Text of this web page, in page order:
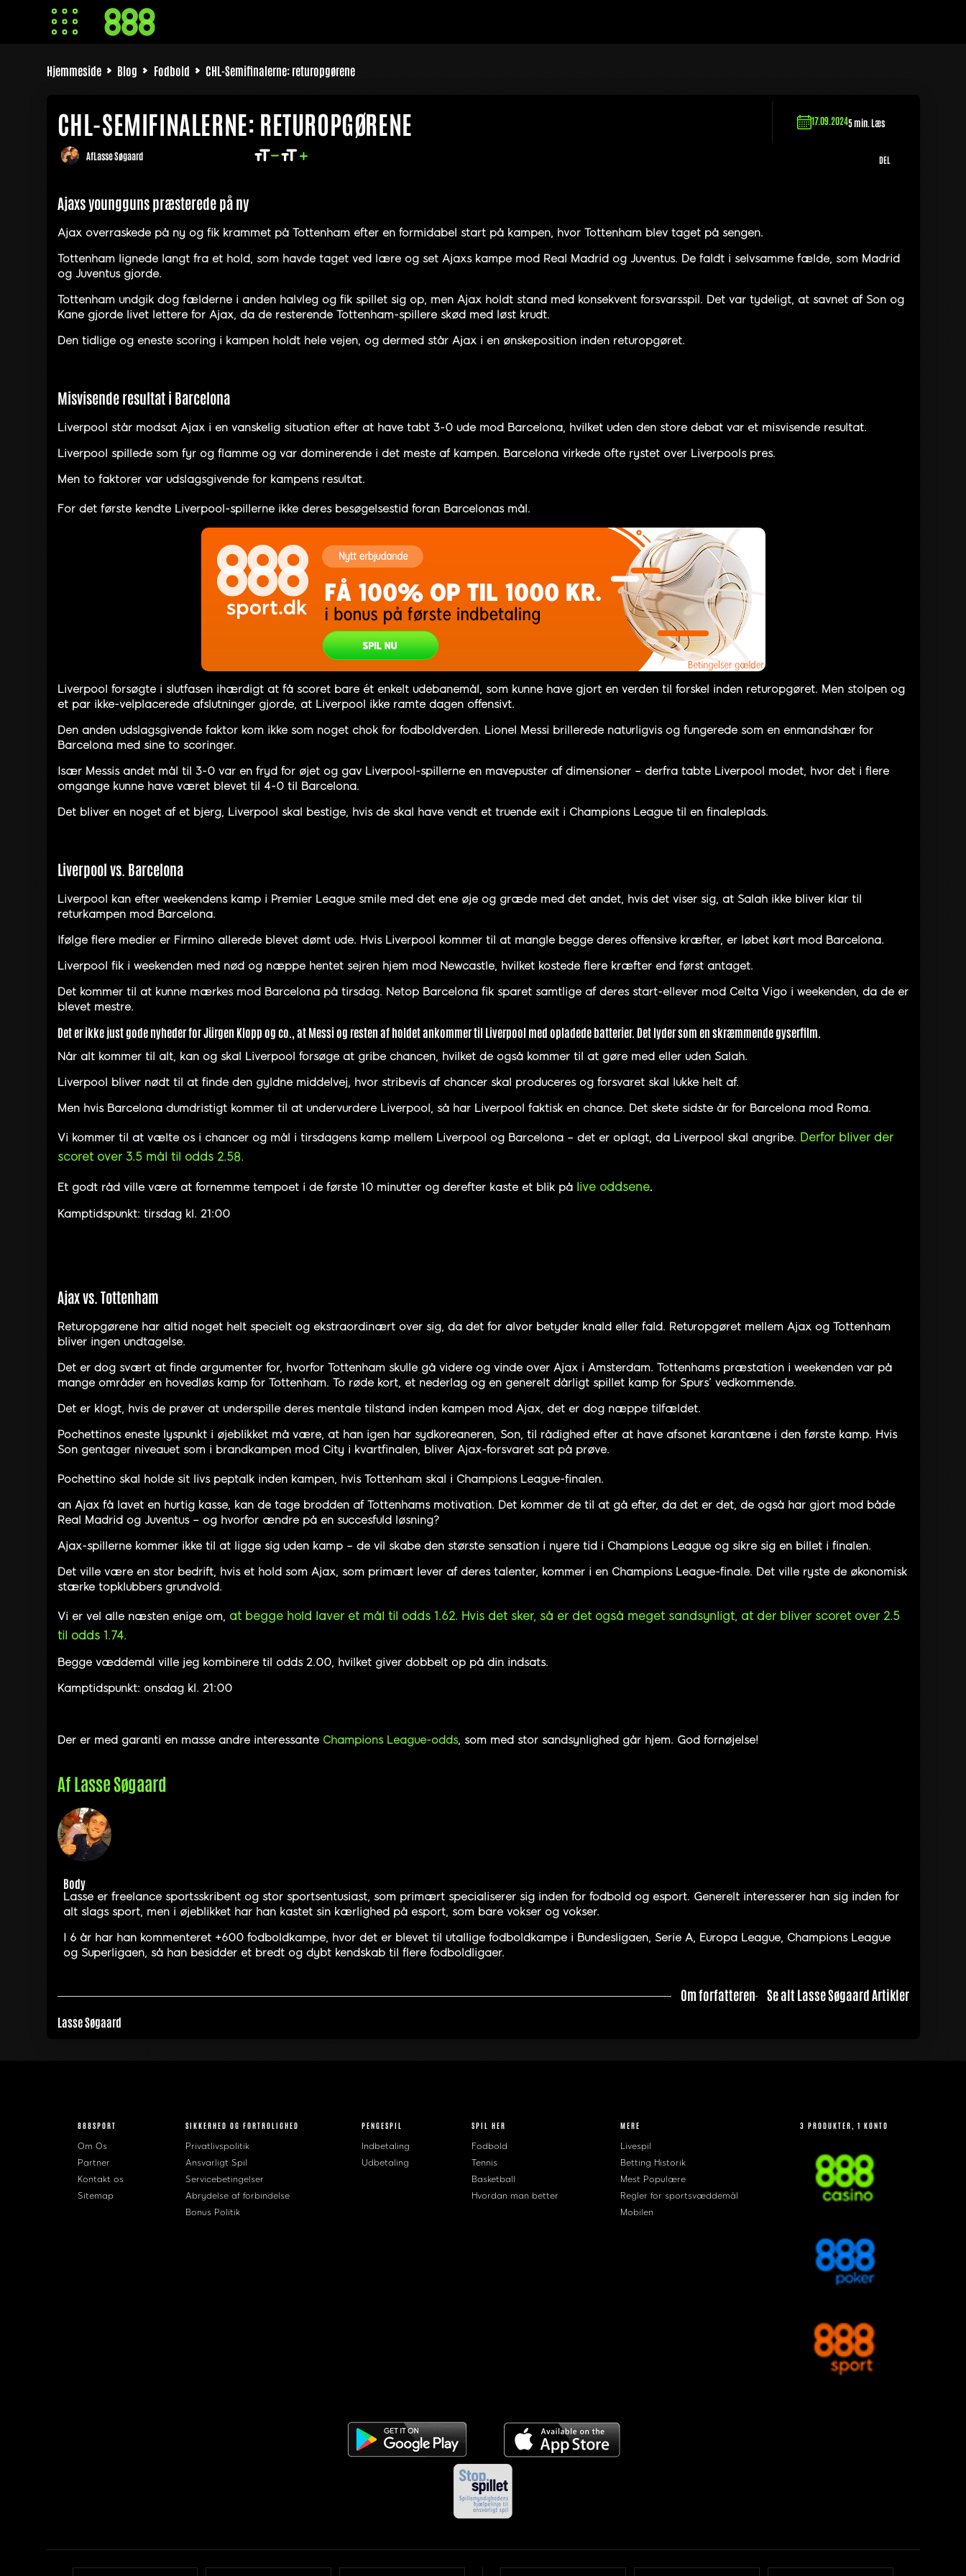
Hjemmeside Blog Fodbold CHL-Semifinalerne: returopgørene
CHL-SEMIFINALERNE: RETUROPGØRENE 17.09.20245 min. Læs
AfLasse Søgaard DEL
Ajaxs youngguns præsterede på ny
Ajax overraskede på ny og fik krammet på Tottenham efter en formidabel start på kampen, hvor Tottenham blev taget på sengen.
Tottenham lignede langt fra et hold, som havde taget ved lære og set Ajaxs kampe mod Real Madrid og Juventus. De faldt i selvsamme fælde, som Madrid
og Juventus gjorde.
Tottenham undgik dog fælderne i anden halvleg og fik spillet sig op, men Ajax holdt stand med konsekvent forsvarsspil. Det var tydeligt, at savnet af Son og
Kane gjorde livet lettere for Ajax, da de resterende Tottenham-spillere skød med løst krudt.
Den tidlige og eneste scoring i kampen holdt hele vejen, og dermed står Ajax i en ønskeposition inden returopgøret.
Misvisende resultat i Barcelona
Liverpool står modsat Ajax i en vanskelig situation efter at have tabt 3-0 ude mod Barcelona, hvilket uden den store debat var et misvisende resultat.
Liverpool spillede som fyr og flamme og var dominerende i det meste af kampen. Barcelona virkede ofte rystet over Liverpools pres.
Men to faktorer var udslagsgivende for kampens resultat.
For det første kendte Liverpool-spillerne ikke deres besøgelsestid foran Barcelonas mål.
Liverpool forsøgte i slutfasen ihærdigt at få scoret bare ét enkelt udebanemål, som kunne have gjort en verden til forskel inden returopgøret. Men stolpen og
et par ikke-velplacerede afslutninger gjorde, at Liverpool ikke ramte dagen offensivt.
Den anden udslagsgivende faktor kom ikke som noget chok for fodboldverden. Lionel Messi brillerede naturligvis og fungerede som en enmandshær for
Barcelona med sine to scoringer.
Især Messis andet mål til 3-0 var en fryd for øjet og gav Liverpool-spillerne en mavepuster af dimensioner – derfra tabte Liverpool modet, hvor det i flere
omgange kunne have været blevet til 4-0 til Barcelona.
Det bliver en noget af et bjerg, Liverpool skal bestige, hvis de skal have vendt et truende exit i Champions League til en finaleplads.
Liverpool vs. Barcelona
Liverpool kan efter weekendens kamp i Premier League smile med det ene øje og græde med det andet, hvis det viser sig, at Salah ikke bliver klar til
returkampen mod Barcelona.
Ifølge flere medier er Firmino allerede blevet dømt ude. Hvis Liverpool kommer til at mangle begge deres offensive kræfter, er løbet kørt mod Barcelona.
Liverpool fik i weekenden med nød og næppe hentet sejren hjem mod Newcastle, hvilket kostede flere kræfter end først antaget.
Det kommer til at kunne mærkes mod Barcelona på tirsdag. Netop Barcelona fik sparet samtlige af deres start-ellever mod Celta Vigo i weekenden, da de er
blevet mestre.
Det er ikke just gode nyheder for Jürgen Klopp og co., at Messi og resten af holdet ankommer til Liverpool med opladede batterier. Det lyder som en skræmmende gyserfilm.
Når alt kommer til alt, kan og skal Liverpool forsøge at gribe chancen, hvilket de også kommer til at gøre med eller uden Salah.
Liverpool bliver nødt til at finde den gyldne middelvej, hvor stribevis af chancer skal produceres og forsvaret skal lukke helt af.
Men hvis Barcelona dumdristigt kommer til at undervurdere Liverpool, så har Liverpool faktisk en chance. Det skete sidste år for Barcelona mod Roma.
Vi kommer til at vælte os i chancer og mål i tirsdagens kamp mellem Liverpool og Barcelona – det er oplagt, da Liverpool skal angribe. Derfor bliver der
scoret over 3.5 mål til odds 2.58.
Et godt råd ville være at fornemme tempoet i de første 10 minutter og derefter kaste et blik på live oddsene.
Kamptidspunkt: tirsdag kl. 21:00
Ajax vs. Tottenham
Returopgørene har altid noget helt specielt og ekstraordinært over sig, da det for alvor betyder knald eller fald. Returopgøret mellem Ajax og Tottenham
bliver ingen undtagelse.
Det er dog svært at finde argumenter for, hvorfor Tottenham skulle gå videre og vinde over Ajax i Amsterdam. Tottenhams præstation i weekenden var på
mange områder en hovedløs kamp for Tottenham. To røde kort, et nederlag og en generelt dårligt spillet kamp for Spurs’ vedkommende.
Det er klogt, hvis de prøver at underspille deres mentale tilstand inden kampen mod Ajax, det er dog næppe tilfældet.
Pochettinos eneste lyspunkt i øjeblikket må være, at han igen har sydkoreaneren, Son, til rådighed efter at have afsonet karantæne i den første kamp. Hvis
Son gentager niveauet som i brandkampen mod City i kvartfinalen, bliver Ajax-forsvaret sat på prøve.
Pochettino skal holde sit livs peptalk inden kampen, hvis Tottenham skal i Champions League-finalen.
an Ajax få lavet en hurtig kasse, kan de tage brodden af Tottenhams motivation. Det kommer de til at gå efter, da det er det, de også har gjort mod både
Real Madrid og Juventus – og hvorfor ændre på en succesfuld løsning?
Ajax-spillerne kommer ikke til at ligge sig uden kamp – de vil skabe den største sensation i nyere tid i Champions League og sikre sig en billet i finalen.
Det ville være en stor bedrift, hvis et hold som Ajax, som primært lever af deres talenter, kommer i en Champions League-finale. Det ville ryste de økonomisk
stærke topklubbers grundvold.
Vi er vel alle næsten enige om, at begge hold laver et mål til odds 1.62. Hvis det sker, så er det også meget sandsynligt, at der bliver scoret over 2.5
til odds 1.74.
Begge væddemål ville jeg kombinere til odds 2.00, hvilket giver dobbelt op på din indsats.
Kamptidspunkt: onsdag kl. 21:00
Der er med garanti en masse andre interessante Champions League-odds, som med stor sandsynlighed går hjem. God fornøjelse!
AfLasse Søgaard
Body
Lasse er freelance sportsskribent og stor sportsentusiast, som primært specialiserer sig inden for fodbold og esport. Generelt interesserer han sig inden for
alt slags sport, men i øjeblikket har han kastet sin kærlighed på esport, som bare vokser og vokser.
I 6 år har han kommenteret +600 fodboldkampe, hvor det er blevet til utallige fodboldkampe i Bundesligaen, Serie A, Europa League, Champions League
og Superligaen, så han besidder et bredt og dybt kendskab til flere fodboldligaer.
Om forfatteren Se alt Lasse Søgaard Artikler
Lasse Søgaard
888SPORT
Om Os
Partner
Kontakt os
Sitemap
SIKKERHED OG FORTROLIGHED
Privatlivspolitik
Ansvarligt Spil
Servicebetingelser
Abrydelse af forbindelse
Bonus Politik
PENGESPIL
Indbetaling
Udbetaling
SPIL HER
Fodbold
Tennis
Basketball
Hvordan man better
MERE
Livespil
Betting Historik
Mest Populære
Regler for sportsvæddemål
Mobilen
3 PRODUKTER, 1 KONTO